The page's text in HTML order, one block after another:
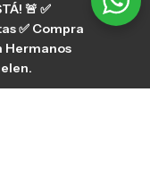
🚨 ✅
✅ Compra
Hermanos
consultar
difusión en